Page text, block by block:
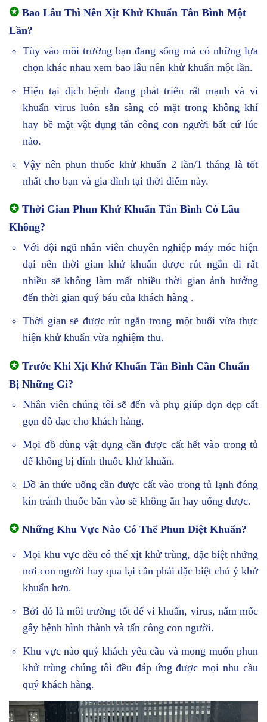
✪ Bao Lâu Thì Nên Xịt Khử Khuẩn Tân Bình Một
Lần?
Tùy vào môi trường bạn đang sống mà có những lựa
chọn khác nhau xem bao lâu nên khử khuẩn một lần.
Hiện tại dịch bệnh đang phát triển rất mạnh và vi
khuẩn virus luôn sẵn sàng có mặt trong không khí
hay bề mặt vật dụng tấn công con người bất cứ lúc
nào.
Vậy nên phun thuốc khử khuẩn 2 lần/1 tháng là tốt
nhất cho bạn và gia đình tại thời điểm này.
✪ Thời Gian Phun Khử Khuẩn Tân Bình Có Lâu
Không?
Với đội ngũ nhân viên chuyên nghiệp máy móc hiện
đại nên thời gian khử khuẩn được rút ngắn đi rất
nhiều sẽ không làm mất nhiều thời gian ảnh hưởng
đến thời gian quý báu của khách hàng .
Thời gian sẽ được rút ngắn trong một buổi vừa thực
hiện khử khuẩn vừa nghiệm thu.
✪ Trước Khi Xịt Khử Khuẩn Tân Bình Cần Chuẩn
Bị Những Gì?
Nhân viên chúng tôi sẽ đến và phụ giúp dọn dẹp cất
gọn đồ đạc cho khách hàng.
Mọi đồ dùng vật dụng cần được cất hết vào trong tủ
để không bị dính thuốc khử khuẩn.
Đồ ăn thức uống cần được cất vào trong tủ lạnh đóng
kín tránh thuốc băn vào sẽ không ăn hay uống được.
✪ Những Khu Vực Nào Có Thể Phun Diệt Khuẩn?
Mọi khu vực đều có thể xịt khử trùng, đặc biệt những
nơi con người hay qua lại cần phải đặc biệt chú ý khử
khuẩn hơn.
Bởi đó là môi trường tốt để vi khuẩn, virus, nấm mốc
gây bệnh hình thành và tấn công con người.
Khu vực nào quý khách yêu cầu và mong muốn phun
khử trùng chúng tôi đều đáp ứng được mọi nhu cầu
quý khách hàng.